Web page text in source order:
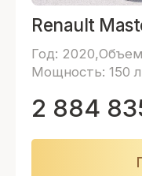
Renault
Год: 2020
Мощность: 150
2 884